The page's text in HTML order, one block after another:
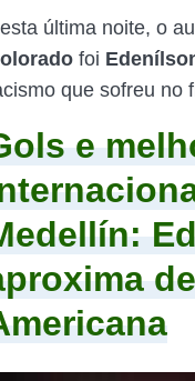
última noite, o
foi
que sofreu no
e